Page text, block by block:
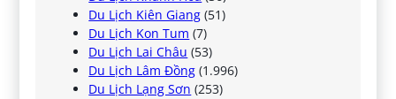
Du Lịch Kiên Giang (51)
Du Lịch Kon Tum (7)
Du Lịch Lai Châu (53)
Du Lịch Lâm Đồng (1.996)
Du Lịch Lạng Sơn (253)